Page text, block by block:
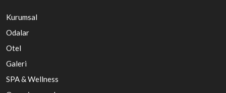
Kurumsal
Odalar
Otel
Galeri
SPA & Wellness